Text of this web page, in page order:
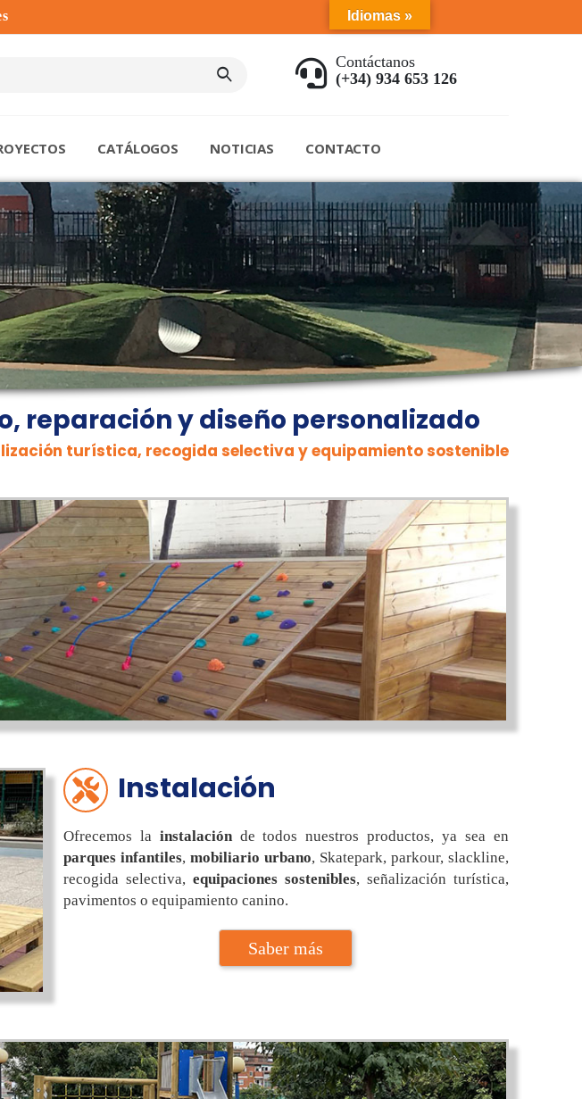
Contáctanos
(+34) 934 653 126
CATÁLOGOS NOTICIAS CONTACTO
reparación y diseño personalizado
turística, recogida selectiva y equipamiento sostenible
Instalación
Ofrecemos la instalaciónde todos nuestros productos, ya sea en
parques infantiles, mobiliario urbano, Skatepark, parkour, slackline,
recogida selectiva, equipaciones sostenibles, señalización turística,
pavimentos o equipamiento canino.
Saber más
Idiomas »